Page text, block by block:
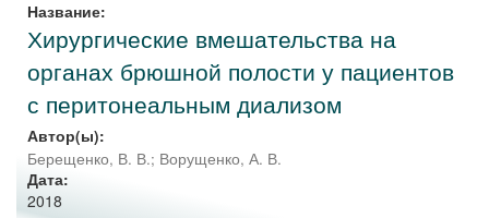
Название:
Хирургические вмешательства на
органах брюшной полости у пациентов
с перитонеальным диализом
Автор(ы):
Берещенко, В. В.; Ворущенко, А. В.
Дата:
2018